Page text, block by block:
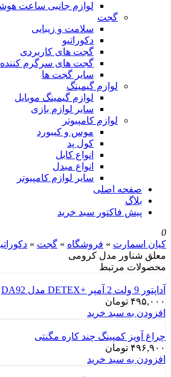
لوازم جانبی ساعت
گجت
سلامت و زیبایی
دکوراتیو
گجت های کاربردی
گجت های سرگرم کننده
سایر گجت ها
لوازم گیمینگ
لوازم گیمینگ موبایل
سایر لوازم بازی
لوازم کامپیوتر
موس و کیبورد
کول پد
انواع کابل
انواع مبدل
سایر لوازم کامپیوتر
صفحه اصلی
بلاگ
پیش فاکتور سبد خرید
0
کیان اسمارت » فروشگاه » گجت »
معلق شناور مدل کرومی
محصولات مرتبط
آداپتور 9 ولت 2 آمپر +DETEX مدل DA92
۴۹۵,۰۰۰ تومان
افزودن به سبد خرید
چراغ آویز کمپینگ چند کاره مگنتی
۴۹۶,۹۰۰ تومان
افزودن به سبد خرید